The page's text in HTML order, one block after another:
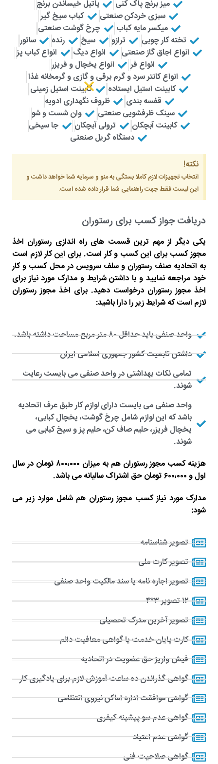
میز برنج پاک کنی
پاتیل خیساندن برنج
سبزی خردکن صنعتی
کباب سیخ گیر
میکسر مایه کباب
چرخ گوشت صنعتی
تخته کار چوبی
ترازو سیخ رنده
ساتور
انواع اجاق گاز صنعتی
انواع دیگ
انواع کباب پز
انواع فر
انواع یخچال و فریزر
انواع کانتر سرد و گرم برقی و گازی و گرمخانه غذا
کابینت استیل ایستاده
کابینت استیل زمینی
قفسه بندی
ظروف نگهداری ادویه
سینک ظرفشویی صنعتی
وان شست و شو
کابینت آبچکان
ترولی آبچکان
جا سیخی
دستگاه گریل صنعتی
نکته!
انتخاب تجهیزات لازم کاملا بستگی به منو و سرمایه شما خواهد داشت و
این لیست فقط جهت راهنمایی شما قرار داده شده است.
دریافت جواز کسب برای رستوران
یکی دیگر از مهم ترین قسمت های راه اندازی رستوران اخذ
مجوز کسب برای این کسب و کار است. برای این کار لازم است
به اتحادیه صنف رستوران و سلف سرویس در محل کسب و کار
خود مراجعه نمایید و با داشتن شرایط و مدارک مورد نیاز برای
اخذ مجوز رستوران درخواست دهید. برای اخذ مجوز رستوران
لازم است که شرایط زیر را دارا باشید:
واحد صنفی باید حداقل ۸۰ متر مربع مساحت داشته باشد.
داشتن تابعیت کشور جمهوری اسلامی ایران
تمامی نکات بهداشتی در واحد صنفی می بایست رعایت
شوند.
واحد صنفی می بایست دارای لوازم کار طبق عرف اتحادیه
باشد که این لوازم شامل چرخ گوشت، یخچال کبابی،
یخچال فریزر، حلیم صاف کن، حلیم پز و سیخ کبابی می
شوند.
هزینه کسب مجوز رستوران هم به میزان ۸۰۰،۰۰۰ تومان در سال
اول و ۶۰۰،۰۰۰ تومان حق اشتراک سالیانه می باشد.
مدارک مورد نیاز کسب مجوز رستوران هم شامل موارد زیر می
شود:
تصویر شناسنامه
تصویر کارت ملی
تصویر اجاره نامه یا سند مالکیت واحد صنفی
۱۲ تصویر ۳*۴
تصویر آخرین مدرک تحصیلی
کارت پایان خدمت یا گواهی معافیت دائم
فیش واریز حق عضویت در اتحادیه
گواهی گذراندن ده ساعت آموزش لازم برای یادگیری کار
گواهی موافقت اداره اماکن نیروی انتظامی
گواهی عدم سو پیشینه کیفری
گواهی عدم اعتیاد
گواهی صلاحیت فنی